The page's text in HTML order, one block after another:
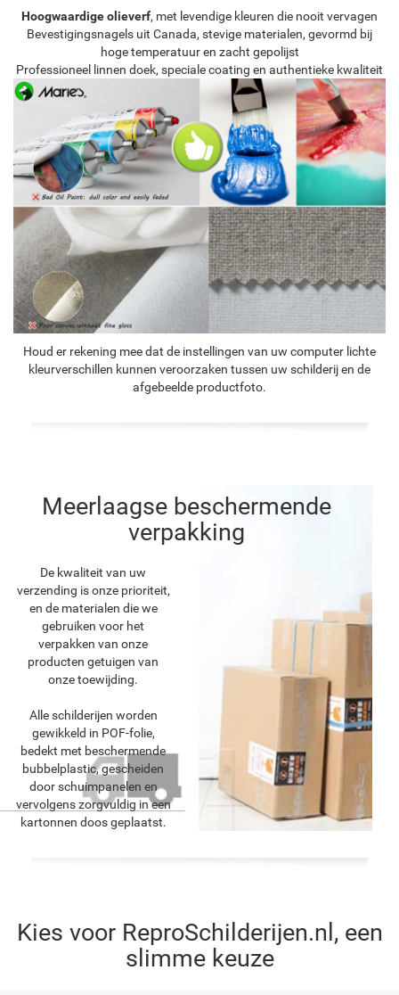
Hoogwaardige olieverf, met levendige kleuren die nooit vervagen
Bevestigingsnagels uit Canada, stevige materialen, gevormd bij
hoge temperatuur en zacht gepolijst
Professioneel linnen doek, speciale coating en authentieke kwaliteit
Houd er rekening mee dat de instellingen van uw computer lichte
kleurverschillen kunnen veroorzaken tussen uw schilderij en de
afgebeelde productfoto.
Meerlaagse beschermende
verpakking
De kwaliteit van uw
verzending is onze prioriteit,
en de materialen die we
gebruiken voor het
verpakken van onze
producten getuigen van
onze toewijding.
Alle schilderijen worden
gewikkeld in POF-folie,
bedekt met beschermende
bubbelplastic, gescheiden
door schuimpanelen en
vervolgens zorgvuldig in een
kartonnen doos geplaatst.
Kies voor ReproSchilderijen.nl, een
slimme keuze